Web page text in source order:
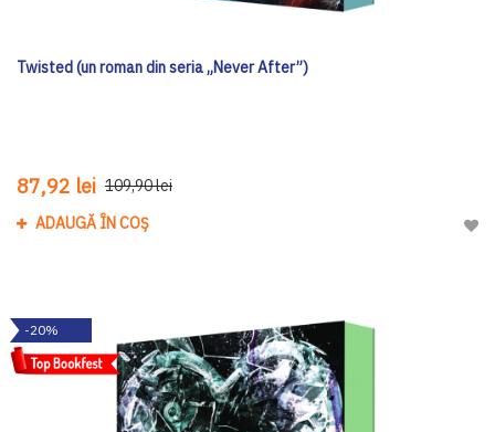
Twisted (un roman din seria „Never After”)
87,92 lei 109,90 lei
ADAUGĂ ÎN COȘ
-20%